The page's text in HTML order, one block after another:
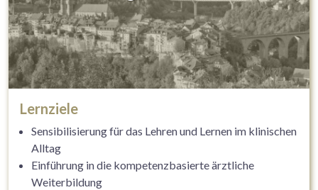
Lernziele
Sensibilisierung für das Lehren und Lernen im klinischen
Alltag
Einführung in die kompetenzbasierte ärztliche
Weiterbildung